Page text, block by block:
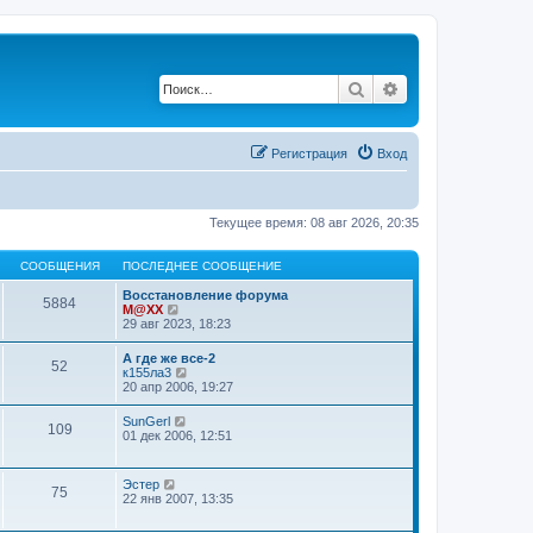
Поиск
Вход
Регистрация
Текущее время: 08 авг 2026, 20:35
СООБЩЕНИЯ ПОСЛЕДНЕЕ СООБЩЕНИЕ
5884
Восстановление форума
M@XX
е
й
т
и
к
п
о
л
д
н
29 авг 2023, 18:23
52
А где же все-2
к155ла3
е
й
т
к
о
л
20 апр 2006, 19:27
109 SunGerl
е
т
и
01 дек 2006, 12:51
75 Эстер
е
22 янв 2007, 13:35